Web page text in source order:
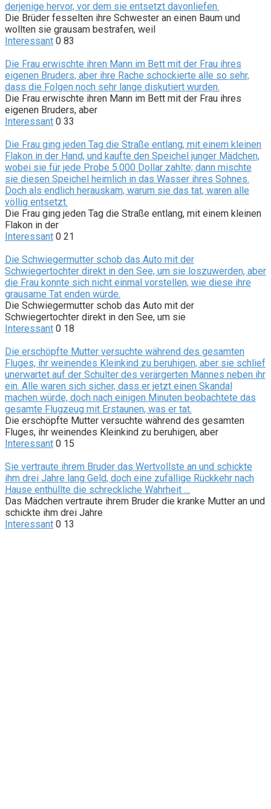
derjenige hervor, vor dem sie entsetzt davonliefen.
Die Brüder fesselten ihre Schwester an einen Baum und
wollten sie grausam bestrafen, weil
Interessant 0 83
Die Frau erwischte ihren Mann im Bett mit der Frau ihres
eigenen Bruders, aber ihre Rache schockierte alle so sehr,
dass die Folgen noch sehr lange diskutiert wurden.
Die Frau erwischte ihren Mann im Bett mit der Frau ihres
eigenen Bruders, aber
Interessant 0 33
Die Frau ging jeden Tag die Straße entlang, mit einem kleinen
Flakon in der Hand, und kaufte den Speichel junger Mädchen,
wobei sie für jede Probe 5.000 Dollar zahlte; dann mischte
sie diesen Speichel heimlich in das Wasser ihres Sohnes.
Doch als endlich herauskam, warum sie das tat, waren alle
völlig entsetzt.
Die Frau ging jeden Tag die Straße entlang, mit einem kleinen
Flakon in der
Interessant 0 21
Die Schwiegermutter schob das Auto mit der
Schwiegertochter direkt in den See, um sie loszuwerden, aber
die Frau konnte sich nicht einmal vorstellen, wie diese ihre
grausame Tat enden würde.
Die Schwiegermutter schob das Auto mit der
Schwiegertochter direkt in den See, um sie
Interessant 0 18
Die erschöpfte Mutter versuchte während des gesamten
Fluges, ihr weinendes Kleinkind zu beruhigen, aber sie schlief
unerwartet auf der Schulter des verärgerten Mannes neben ihr
ein. Alle waren sich sicher, dass er jetzt einen Skandal
machen würde, doch nach einigen Minuten beobachtete das
gesamte Flugzeug mit Erstaunen, was er tat.
Die erschöpfte Mutter versuchte während des gesamten
Fluges, ihr weinendes Kleinkind zu beruhigen, aber
Interessant 0 15
Sie vertraute ihrem Bruder das Wertvollste an und schickte
ihm drei Jahre lang Geld, doch eine zufällige Rückkehr nach
Hause enthüllte die schreckliche Wahrheit …
Das Mädchen vertraute ihrem Bruder die kranke Mutter an und
schickte ihm drei Jahre
Interessant 0 13